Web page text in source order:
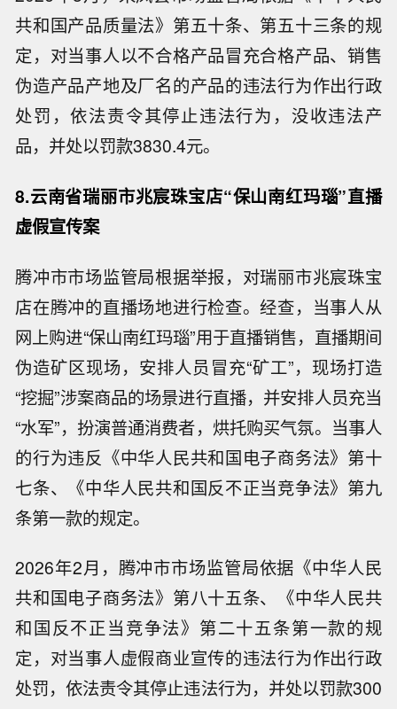
共和国产品质量法》第五十条、第五十三条的规
定，对当事人以不合格产品冒充合格产品、销售
伪造产品产地及厂名的产品的违法行为作出行政
处罚，依法责令其停止违法行为，没收违法产
品，并处以罚款3830.4元。
8.云南省瑞丽市兆宸珠宝店“保山南红玛瑙”直播
虚假宣传案
腾冲市市场监管局根据举报，对瑞丽市兆宸珠宝
店在腾冲的直播场地进行检查。经查，当事人从
网上购进“保山南红玛瑙”用于直播销售，直播期间
伪造矿区现场，安排人员冒充“矿工”，现场打造
“挖掘”涉案商品的场景进行直播，并安排人员充当
“水军”，扮演普通消费者，烘托购买气氛。当事人
的行为违反《中华人民共和国电子商务法》第十
七条、《中华人民共和国反不正当竞争法》第九
条第一款的规定。
2026年2月，腾冲市市场监管局依据《中华人民
共和国电子商务法》第八十五条、《中华人民共
和国反不正当竞争法》第二十五条第一款的规
定，对当事人虚假商业宣传的违法行为作出行政
处罚，依法责令其停止违法行为，并处以罚款300